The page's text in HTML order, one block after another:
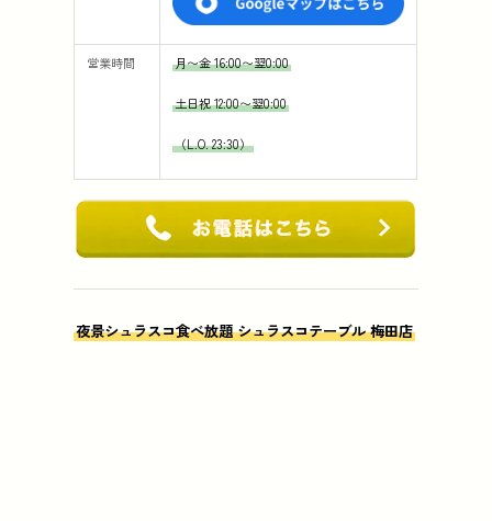
営業時間 月〜金 16:00〜翌0:00
土日祝 12:00〜翌0:00
（L.O. 23:30）
夜景シュラスコ食べ放題 シュラスコテーブル 梅田店